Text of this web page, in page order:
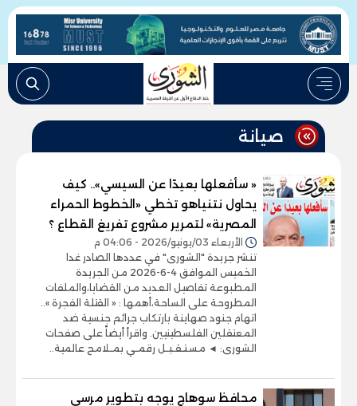
صيانة
« سأفعلها بعيدًا عن السيسي».. كيف
يحاول نتنياهو تخطي «الخطوط الحمراء
المصرية» لتمرير مشروع تفريغ القطاع ؟
الأربعاء 03/يونيو/2026 - 04:06 م
تنشر جريدة "الشورى" في عددها الصادر غدا
الخميس الموافق 4-6-2026 من الجريدة
المطبوعة تفاصيل العديد من القضايا،والملفات
المطروحة على الساحة،أهمها : « القتلة الفجرة »..
اتهام جنود صهاينة بارتكاب جرائم جنسية ضد
المعتقلين الفلسطينيين. واقرأ أيضاً على صفحات
الشورى: ◄ مسـتـقـبـل رقمـي بمـلامح عالمية..
محافظ سوهاج يوجه بتطوير مرسى